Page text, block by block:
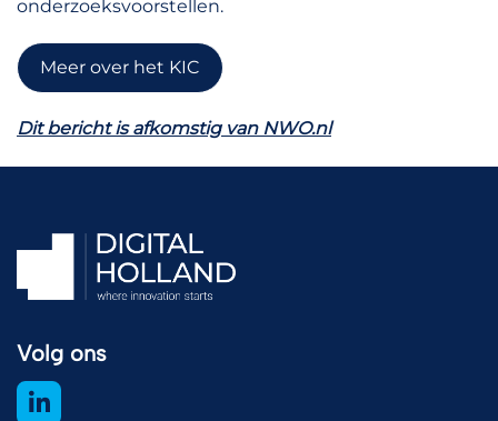
onderzoeksvoorstellen.
Meer over het KIC
Dit bericht is afkomstig van NWO.nl
Volg ons